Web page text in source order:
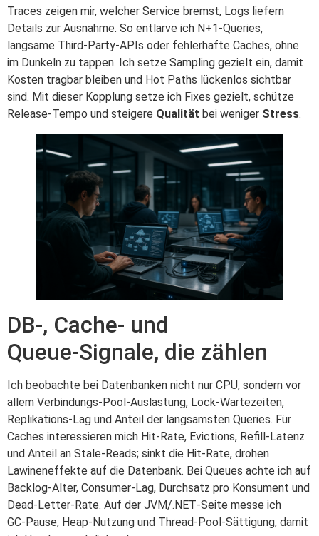
Traces zeigen mir, welcher Service bremst, Logs liefern
Details zur Ausnahme. So entlarve ich N+1‑Queries,
langsame Third‑Party‑APIs oder fehlerhafte Caches, ohne
im Dunkeln zu tappen. Ich setze Sampling gezielt ein, damit
Kosten tragbar bleiben und Hot Paths lückenlos sichtbar
sind. Mit dieser Kopplung setze ich Fixes gezielt, schütze
Release‑Tempo und steigere Qualität bei weniger Stress.
DB-, Cache- und
Queue‑Signale, die zählen
Ich beobachte bei Datenbanken nicht nur CPU, sondern vor
allem Verbindungs‑Pool‑Auslastung, Lock‑Wartezeiten,
Replikations‑Lag und Anteil der langsamsten Queries. Für
Caches interessieren mich Hit‑Rate, Evictions, Refill‑Latenz
und Anteil an Stale‑Reads; sinkt die Hit‑Rate, drohen
Lawineneffekte auf die Datenbank. Bei Queues achte ich auf
Backlog‑Alter, Consumer‑Lag, Durchsatz pro Konsument und
Dead‑Letter‑Rate. Auf der JVM/.NET‑Seite messe ich
GC‑Pause, Heap‑Nutzung und Thread‑Pool‑Sättigung, damit